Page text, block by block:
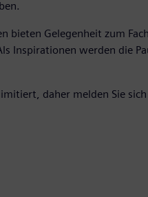
bieten Gelegenheit zum
Inspirationen werden die
daher melden Sie